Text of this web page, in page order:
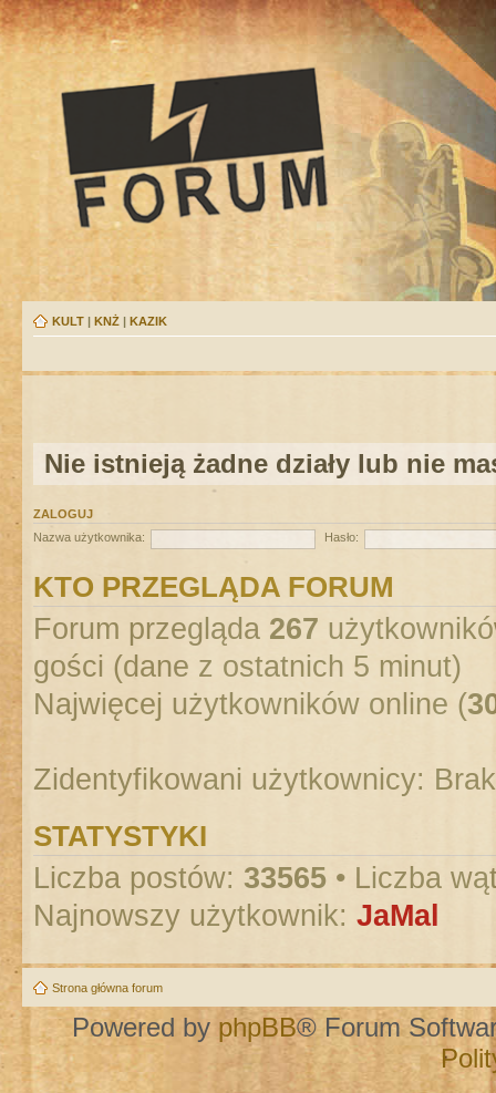
KULT | KNŻ | KAZIK
Nie istnieją żadne działy lub nie
ZALOGUJ
Nazwa użytkownika:
Hasło:
KTO PRZEGLĄDA FORUM
Forum przegląda 267
gości (dane z ostatnich 5 minut)
Najwięcej użytkowników online (
Zidentyfikowani użytkownicy:
STATYSTYKI
Liczba postów: 33565 • Liczba
Najnowszy użytkownik: JaMal
Strona główna forum
Powered by phpBB® Forum